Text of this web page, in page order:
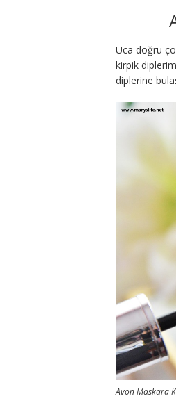
Uca doğru
kirpik
diplerine
Avon Maskara